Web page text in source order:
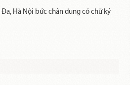
Hà Nội bức chân dung có chữ ký